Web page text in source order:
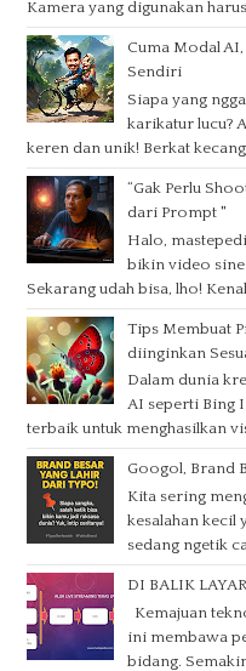
Kamera yang digunakan
Cuma Modal
Sendiri
Siapa yang
karikatur lucu?
keren dan unik! Berkat
“Gak Perlu
dari Prompt "
Halo,
bikin video
Sekarang udah bisa, lho!
Tips Membuat
diinginkan
Dalam dunia
AI seperti Bing
terbaik untuk menghasilkan
Googol, Brand
Kita sering
kesalahan kecil
sedang ngetik
DI BALIK
Kemajuan
ini membawa
bidang.